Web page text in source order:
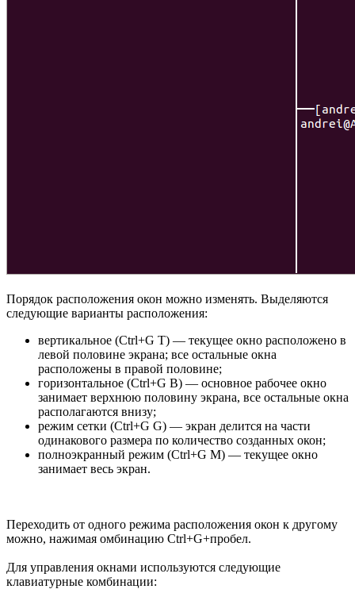
Порядок расположения окон можно изменять. Выделяются
следующие варианты расположения:
вертикальное (Ctrl+G T) — текущее окно расположено в
левой половине экрана; все остальные окна
расположены в правой половине;
горизонтальное (Ctrl+G B) — основное рабочее окно
занимает верхнюю половину экрана, все остальные окна
располагаются внизу;
режим сетки (Ctrl+G G) — экран делится на части
одинакового размера по количество созданных окон;
полноэкранный режим (Ctrl+G M) — текущее окно
занимает весь экран.
Переходить от одного режима расположения окон к другому
можно, нажимая омбинацию Ctrl+G+пробел.
Для управления окнами используются следующие
клавиатурные комбинации: